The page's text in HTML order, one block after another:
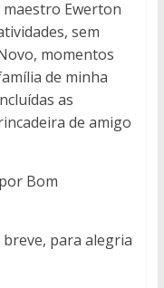
Ewerton
sem
momentos
de minha
as
de amigo
Bom
para alegria